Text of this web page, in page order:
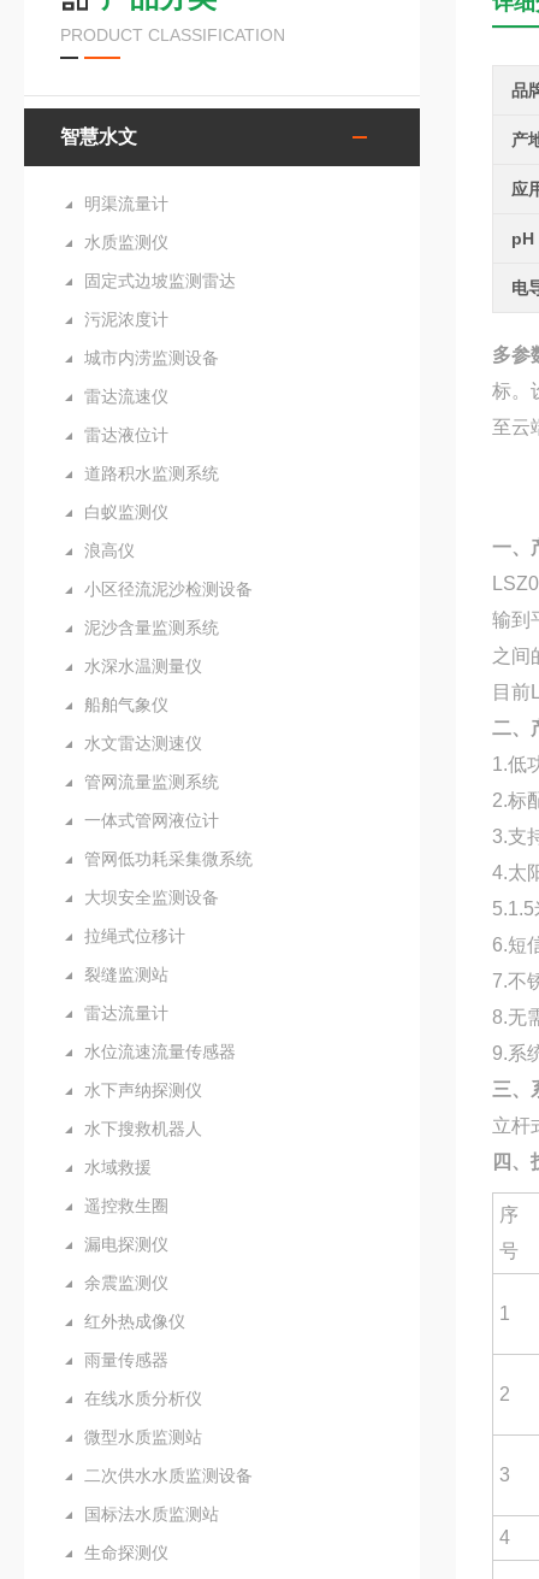
PRODUCT CLASSIFICATION
智慧水文
明渠流量计
水质监测仪
固定式边坡监测雷达
污泥浓度计
城市内涝监测设备
雷达流速仪
雷达液位计
道路积水监测系统
白蚁监测仪
浪高仪
小区径流泥沙检测设备
泥沙含量监测系统
水深水温测量仪
船舶气象仪
水文雷达测速仪
管网流量监测系统
一体式管网液位计
管网低功耗采集微系统
大坝安全监测设备
拉绳式位移计
裂缝监测站
雷达流量计
水位流速流量传感器
水下声纳探测仪
水下搜救机器人
水域救援
遥控救生圈
漏电探测仪
余震监测仪
红外热成像仪
雨量传感器
在线水质分析仪
微型水质监测站
二次供水水质监测设备
国标法水质监测站
生命探测仪
品
产
应
pH
电
多参
标。
至云
一、
输到
之间
目前
二、
1.低
2.标
3.支
4.太
6.短
7.不
8.无
9.系
三、
立杆
四、
序
号
1
2
3
4